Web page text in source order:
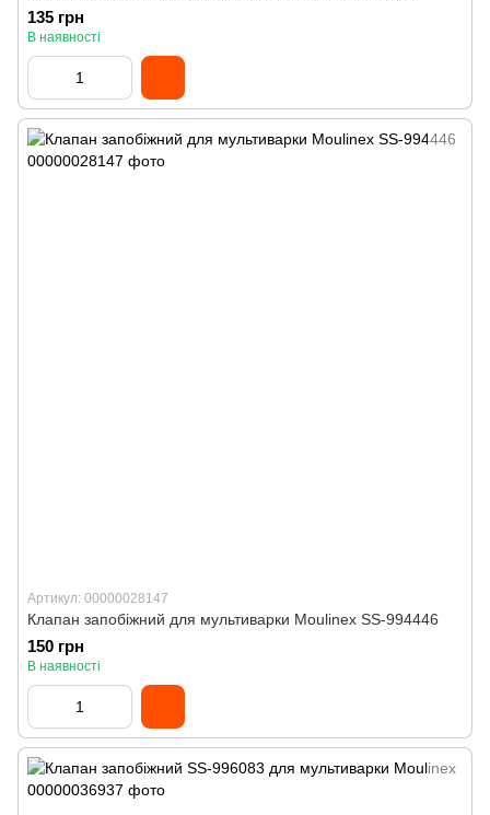
135 грн
В наявності
Артикул: 00000028147
Клапан запобіжний для мультиварки Moulinex SS-994446
150 грн
В наявності